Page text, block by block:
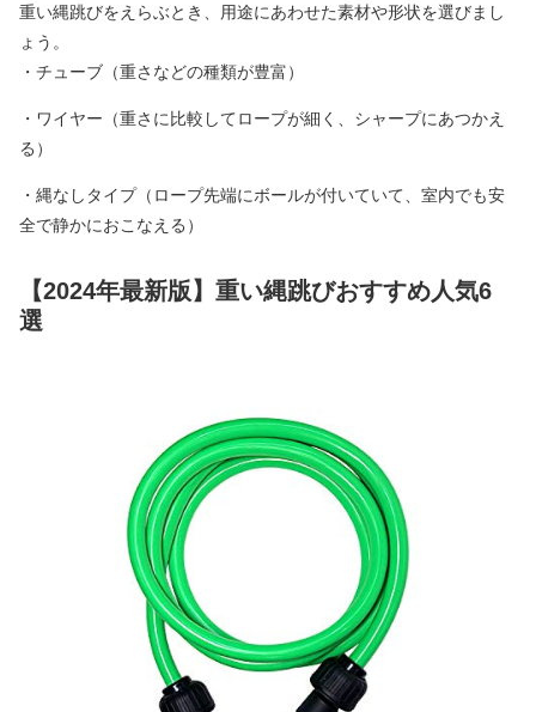
重い縄跳びをえらぶとき、用途にあわせた素材や形状を選びまし
ょう。
・チューブ（重さなどの種類が豊富）
・ワイヤー（重さに比較してロープが細く、シャープにあつかえ
る）
・縄なしタイプ（ロープ先端にボールが付いていて、室内でも安
全で静かにおこなえる）
【2024年最新版】重い縄跳びおすすめ人気6
選